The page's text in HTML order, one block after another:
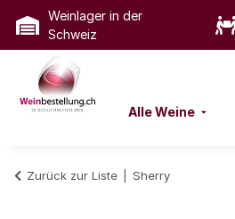
Weinlager in der
Schweiz
Alle Weine
Zurück zur Liste Sherry